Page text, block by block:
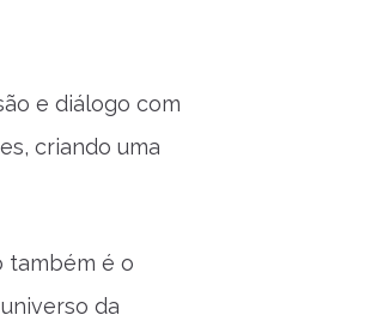
e diálogo com
criando uma
também é o
da